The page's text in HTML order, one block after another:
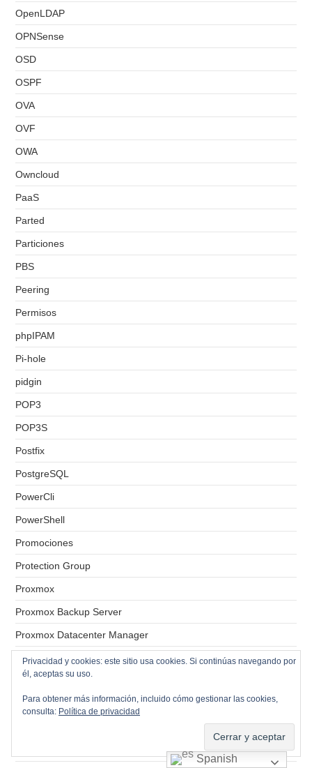
OpenLDAP
OPNSense
OSD
OSPF
OVA
OVF
OWA
Owncloud
PaaS
Parted
Particiones
PBS
Peering
Permisos
phpIPAM
Pi-hole
pidgin
POP3
POP3S
Postfix
PostgreSQL
PowerCli
PowerShell
Promociones
Protection Group
Proxmox
Proxmox Backup Server
Proxmox Datacenter Manager
Proxy
Puntos de control
Spanish
Privacidad y cookies: este sitio usa cookies. Si continúas navegando por
él, aceptas su uso.
Para obtener más información, incluido cómo gestionar las cookies,
consulta: Política de privacidad